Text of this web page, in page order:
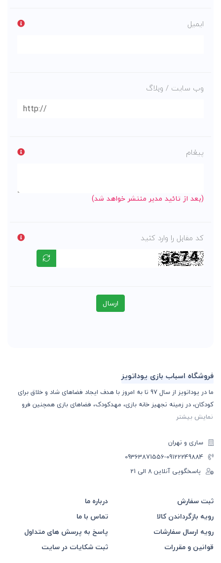
ایمیل
وب سایت / وبلاگ
پیغام
(بعد از تائید مدیر منتشر خواهد شد)
کد مقابل را وارد کنید
ارسال
فروشگاه اسباب بازی یوداتویز
ما در یوداتویز از سال 97 تا به امروز با هدف ایجاد فضاهای شاد و خلاق برای
کودکان، در زمینه تجهیز خانه بازی، مهدکودک، فضاهای بازی همچنین فرو
نمایش بیشتر
ساری و تهران
09122249884
-09363871556
پاسخگویی آنلاین 8 الی 21
ثبت سفارش
درباره ما
رویه بازگرداندن کالا
تماس با ما
رویه ارسال سفارشات
پاسخ به پرسش های متداول
قوانین و مقررات
ثبت شکایات در سایت